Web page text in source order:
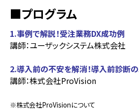
■プログラム
1.事例で解説！受注業務DX成功例
講師：ユーザックシステム株式会社
2.導入前の不安を解消！導入前診断の
講師：株式会社ProVision
※株式会社ProVisionについて